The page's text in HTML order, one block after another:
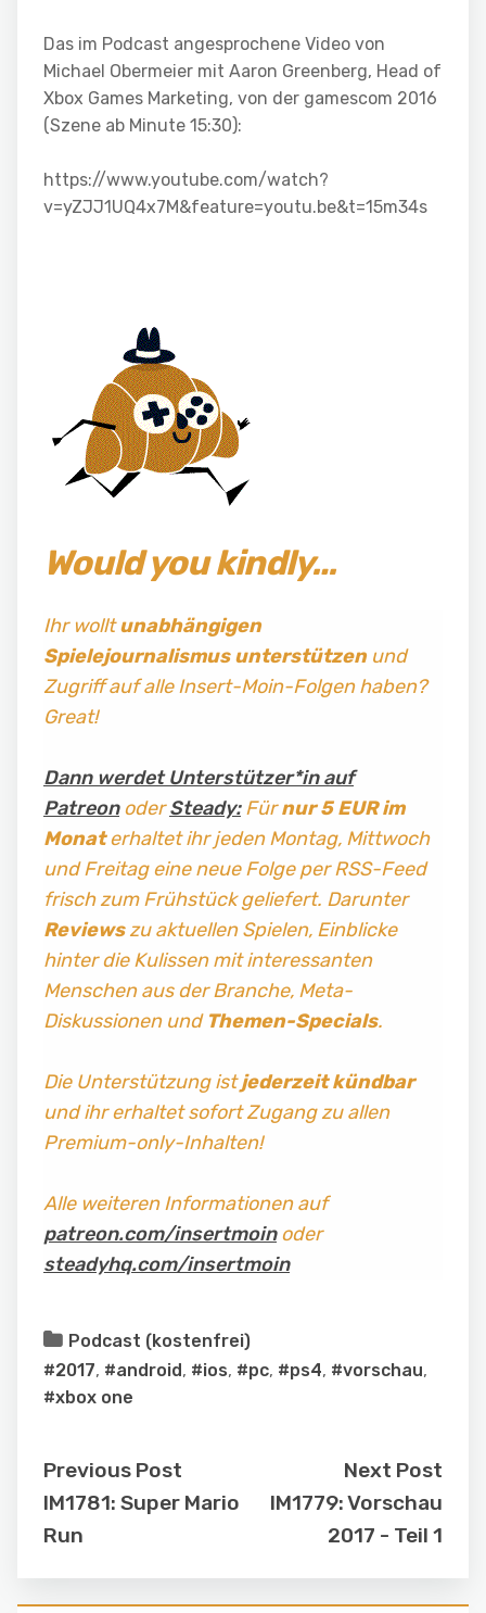
Das im Podcast angesprochene Video von
Michael Obermeier mit Aaron Greenberg, Head of
Xbox Games Marketing, von der gamescom 2016
(Szene ab Minute 15:30):
https://www.youtube.com/watch?
v=yZJJ1UQ4x7M&feature=youtu.be&t=15m34s
Would you kindly…
Ihr wolltunabhängigen
Spielejournalismus unterstützenund
Zugriff auf alle Insert-Moin-Folgen haben?
Great!
Dann werdet Unterstützer*in auf
PatreonoderSteady:Fürnur 5 EUR im
Monaterhaltet ihr jeden Montag, Mittwoch
und Freitag eine neue Folge per RSS-Feed
frisch zum Frühstück geliefert. Darunter
Reviewszu aktuellen Spielen, Einblicke
hinter die Kulissen mit interessanten
Menschen aus der Branche, Meta-
Diskussionen und Themen-Specials.
Die Unterstützung istjederzeit kündbar
und ihr erhaltet sofort Zugang zu allen
Premium-only-Inhalten!
Alle weiteren Informationen auf
patreon.com/insertmoinoder
steadyhq.com/insertmoin
Podcast (kostenfrei)
#2017, #android, #ios, #pc, #ps4, #vorschau,
#xbox one
Previous Post
IM1781: Super Mario
Run
Next Post
IM1779: Vorschau
2017 - Teil 1